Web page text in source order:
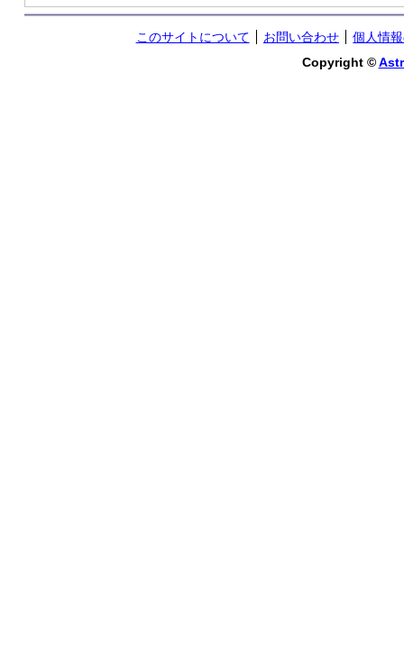
このサイトについて お問い合わせ
個人情
Copyright ©